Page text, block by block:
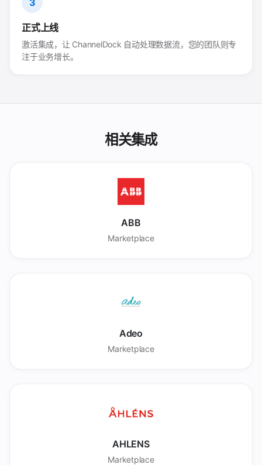
正式上线
激活集成，让 ChannelDock 自动处理数据流，您的团队则专
注于业务增长。
相关集成
ABB
Marketplace
Adeo
Marketplace
AHLENS
Marketplace